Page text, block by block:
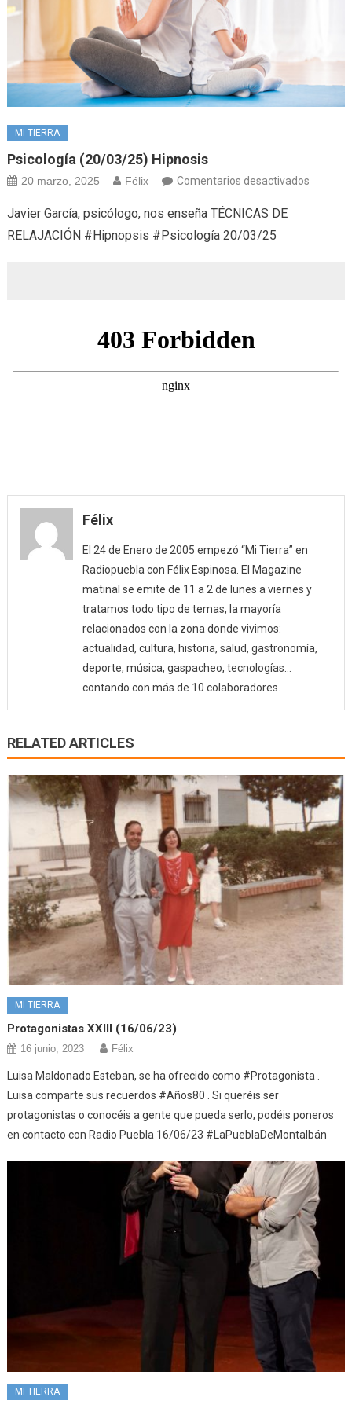
MI TIERRA
Psicología (20/03/25) Hipnosis
20 marzo, 2025 Félix Comentarios desactivadosen
Javier García, psicólogo, nos enseña TÉCNICAS DE
RELAJACIÓN #Hipnopsis #Psicología 20/03/25
Félix
El 24 de Enero de 2005 empezó “Mi Tierra” en
Radiopuebla con Félix Espinosa. El Magazine
matinal se emite de 11 a 2 de lunes a viernes y
tratamos todo tipo de temas, la mayoría
relacionados con la zona donde vivimos:
actualidad, cultura, historia, salud, gastronomía,
deporte, música, gaspacheo, tecnologías…
contando con más de 10 colaboradores.
RELATED ARTICLES
MI TIERRA
Protagonistas XXIII (16/06/23)
16 junio, 2023 Félix
Luisa Maldonado Esteban, se ha ofrecido como #Protagonista .
Luisa comparte sus recuerdos #Años80 . Si queréis ser
protagonistas o conocéis a gente que pueda serlo, podéis poneros
en contacto con Radio Puebla 16/06/23 #LaPueblaDeMontalbán
MI TIERRA